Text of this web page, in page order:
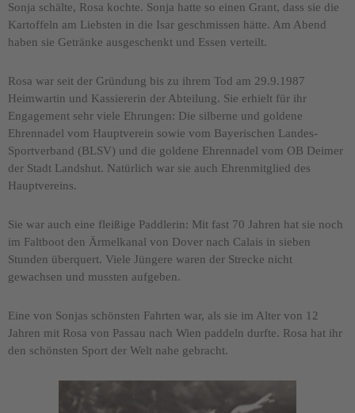
Sonja schälte, Rosa kochte. Sonja hatte so einen Grant, dass sie die
Kartoffeln am Liebsten in die Isar geschmissen hätte. Am Abend
haben sie Getränke ausgeschenkt und Essen verteilt.
Rosa war seit der Gründung bis zu ihrem Tod am 29.9.1987
Heimwartin und Kassiererin der Abteilung. Sie erhielt für ihr
Engagement sehr viele Ehrungen: Die silberne und goldene
Ehrennadel vom Hauptverein sowie vom Bayerischen Landes-
Sportverband (BLSV) und die goldene Ehrennadel vom OB Deimer
der Stadt Landshut. Natürlich war sie auch Ehrenmitglied des
Hauptvereins.
Sie war auch eine fleißige Paddlerin: Mit fast 70 Jahren hat sie noch
im Faltboot den Ärmelkanal von Dover nach Calais in sieben
Stunden überquert. Viele Jüngere waren der Strecke nicht
gewachsen und mussten aufgeben.
Eine von Sonjas schönsten Fahrten war, als sie im Alter von 12
Jahren mit Rosa von Passau nach Wien paddeln durfte. Rosa hat ihr
den schönsten Sport der Welt nahe gebracht.